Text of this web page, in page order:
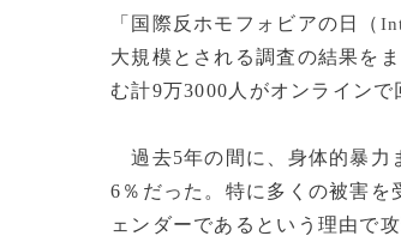
「国際反ホモフォビアの日（
大規模とされる調査の結果を
む計9万3000人がオンラインで
過去5年の間に、身体的暴力
6％だった。特に多くの被害を
ェンダーであるという理由で